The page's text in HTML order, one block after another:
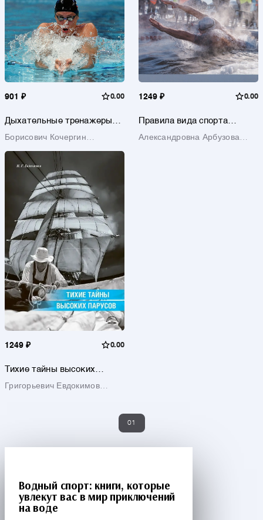
901 ₽ 0.00
Дыхательные тренажеры
подготовке пловцов и не
тренеров, спортсменов и
родителей
Борисович Кочергин
1249 ₽ 0.00
Правила вида спорта
Александровна Арбузова
1249 ₽ 0.00
Тихие тайны высоких
Григорьевич Евдокимов
01
Водный спорт: книги, которые
увлекут вас в мир приключений
на воде